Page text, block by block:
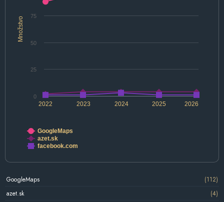
Množstvo
2022 2024 2026
2023 2025
0
25
50
75
GoogleMaps
azet.sk
facebook.com
GoogleMaps
(112)
azet.sk
(4)